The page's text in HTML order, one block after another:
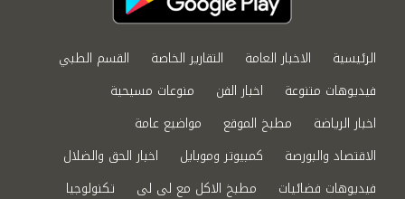
الرئيسية الاخبار العامة التقارير الخاصة
القسم الطبي
فيديوهات متنوعة
اخبار الفن
منوعات مسيحية
اخبار الرياضة
مطبخ الموقع
مواضيع عامة
الاقتصاد والبورصة
كمبيوتر وموبايل
اخبار الحق والضلال
فيديوهات فضائيات
مطبخ الاكل مع لى لى
تكنولوجيا